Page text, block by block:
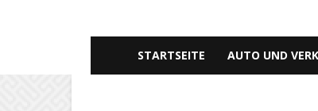
STARTSEITE AUTO UND